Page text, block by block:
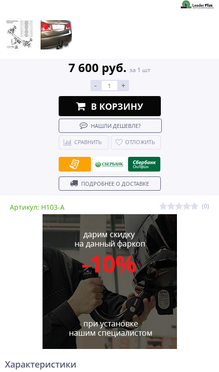
Артикул: H103-A (0)
7 600 руб. за 1 шт
- +
В КОРЗИНУ
НАШЛИ ДЕШЕВЛЕ?
СРАВНИТЬ ОТЛОЖИТЬ
ПОДРОБНЕЕ О ДОСТАВКЕ
Характеристики